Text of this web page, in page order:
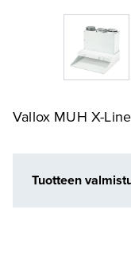
Vallox MUH X-
Tuotteen